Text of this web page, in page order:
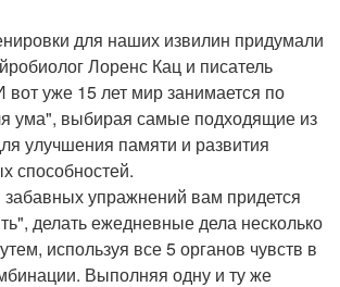
для наших извилин придумали
Лоренс Кац и писатель
вот уже 15 лет мир занимается по
ума", выбирая самые подходящие из
улучшения памяти и развития
способностей.
упражнений вам придется
делать ежедневные дела несколько
используя все 5 органов чувств в
Выполняя одну и ту же